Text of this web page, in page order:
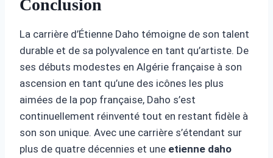
Conclusion
La carrière d’Étienne Daho témoigne de son talent
durable et de sa polyvalence en tant qu’artiste. De
ses débuts modestes en Algérie française à son
ascension en tant qu’une des icônes les plus
aimées de la pop française, Daho s’est
continuellement réinventé tout en restant fidèle à
son son unique. Avec une carrière s’étendant sur
plus de quatre décennies et une etienne daho